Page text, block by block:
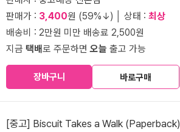
판매가 : 3,400원 (59%↓) │ 상태 : 최상
배송비 : 2만원 미만 배송료 2,500원
지금 택배로 주문하면오늘 출고 가능
장바구니 바로구매
[중고] Biscuit Takes a Walk (Paperback)